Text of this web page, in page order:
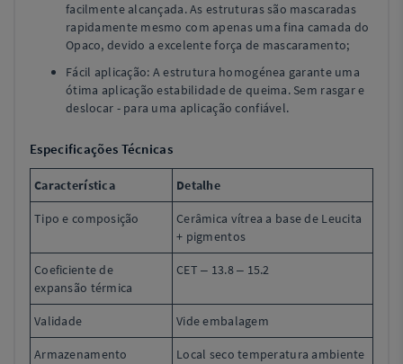
facilmente alcançada. As estruturas são mascaradas
rapidamente mesmo com apenas uma fina camada do
Opaco, devido a excelente força de mascaramento;
Fácil aplicação: A estrutura homogénea garante uma
ótima aplicação estabilidade de queima. Sem rasgar e
deslocar - para uma aplicação confiável.
Especificações Técnicas
Característica Detalhe
Tipo e composição
Cerâmica vítrea a base de Leucita
+ pigmentos
Coeficiente de
expansão térmica
CET – 13.8 – 15.2
Validade Vide embalagem
Armazenamento Local seco temperatura ambiente